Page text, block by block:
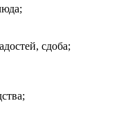
сдоба;